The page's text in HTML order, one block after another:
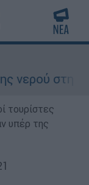
στη
τουρίστες
υπέρ της